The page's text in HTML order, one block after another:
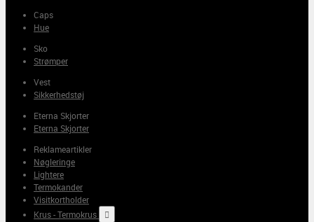
Caps
Hue
Sko
Strømper
Vest
Sikkerhedstøj
Eterna Skjorter
Eterna Skjorter
Reklameartikler
Nøgleringe
Lightere
Termokander
Visitkortholder
Krus - Termokrus
